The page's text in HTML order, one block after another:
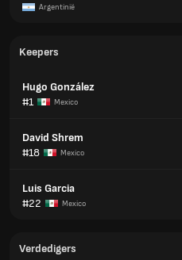
Argentinië
Keepers
Hugo González
#1
Mexico
David Shrem
#18
Mexico
Luis Garcia
#22
Mexico
Verdedigers